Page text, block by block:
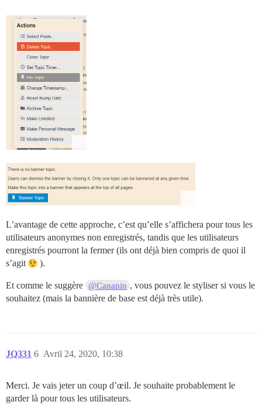
L’avantage de cette approche, c’est qu’elle s’affichera pour tous les
utilisateurs anonymes non enregistrés, tandis que les utilisateurs
enregistrés pourront la fermer (ils ont déjà bien compris de quoi il
s’agit
).
Et comme le suggère @Canapin , vous pouvez le styliser si vous le
souhaitez (mais la bannière de base est déjà très utile).
JQ331 Avril 24, 2020, 10:38
6
Merci. Je vais jeter un coup d’œil. Je souhaite probablement le
garder là pour tous les utilisateurs.